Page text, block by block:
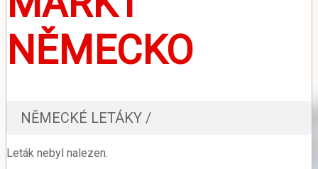
NĚMECKO
NĚMECKÉ LETÁKY /
Leták nebyl nalezen.